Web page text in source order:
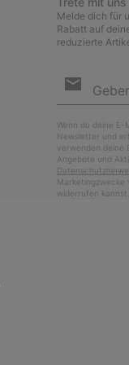
Melde dich für
Rabatt auf
reduzierte
Anmeldung
Wenn du deine
Newsletter und
verwenden deine
Angebote und
Marketingzwecke
widerrufen kannst.